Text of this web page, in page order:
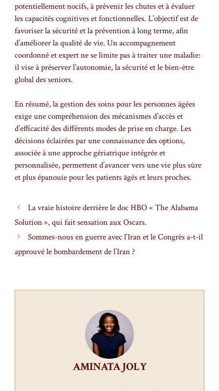
potentiellement nocifs, à prévenir les chutes et à évaluer
les capacités cognitives et fonctionnelles. L’objectif est de
favoriser la sécurité et la prévention à long terme, afin
d’améliorer la qualité de vie. Un accompagnement
coordonné et expert ne se limite pas à traiter une maladie:
il vise à préserver l’autonomie, la sécurité et le bien-être
global des seniors.
En résumé, la gestion des soins pour les personnes âgées
exige une compréhension des mécanismes d’accès et
d’efficacité des différents modes de prise en charge. Les
décisions éclairées par une connaissance des options,
associée à une approche gériatrique intégrée et
personnalisée, permettent d’avancer vers une vie plus sûre
et plus épanouie pour les patients âgés et leurs proches.
La vraie histoire derrière le doc HBO « The Alabama
Solution », qui fait sensation aux Oscars.
Sommes-nous en guerre avec l’Iran et le Congrès a-t-il
approuvé le bombardement de l’Iran ?
AMINATA JOLY